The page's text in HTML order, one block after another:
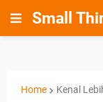
Small
Home Kenal